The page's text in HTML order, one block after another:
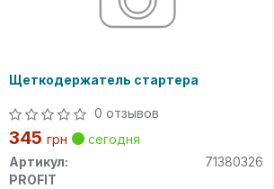
Щеткодержатель стартера
0 отзывов
345 грн
сегодня
Артикул:
71380326
PROFIT